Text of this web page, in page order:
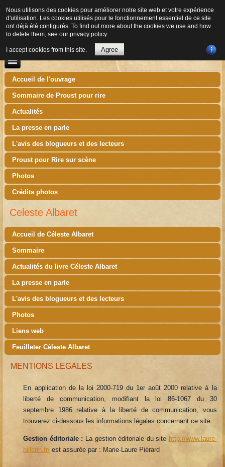
Accueil de l'ouvrage
Sommaire de Proust pour rire
Actualités
La presse en parle
L'avis des blogueurs et des lecteurs
Proust pour Rire sur scène
Photos
Crédits photos
Celeste Albaret
Accueil de Céleste Albaret
Sommaire
Actualités du livre Céleste Albaret
La presse en parle
L'avis des blogueurs et des lecteurs
Photos
Liens web
Feuilleter Céleste Albaret
MENTIONS LEGALES
En application de la loi 2000-719 du 1er août 2000 relative à la
liberté de communication, modifiant la loi 86-1067 du 30
septembre 1986 relative à la liberté de communication, vous
trouverez ci-dessous les informations légales concernant ce site :
Gestion éditoriale : La gestion éditoriale du site http://www.laure-
hillerin.fr/ est assurée par : Marie-Laure Piérard
Nous utilisons des cookies pour améliorer notre site web et votre expérience
d'utilisation. Les cookies utilisés pour le fonctionnement essentiel de ce site
ont déjà été configurés. To find out more about the cookies we use and how
to delete them, see our privacy policy.
I accept cookies from this site. Agree